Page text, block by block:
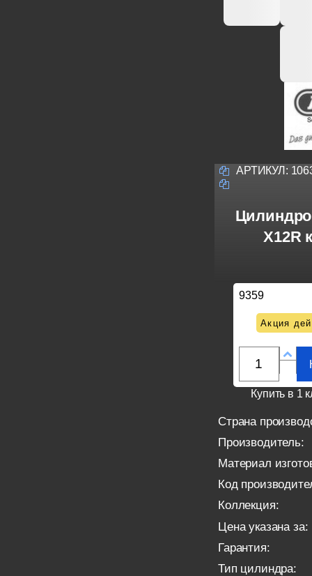
АРТИКУЛ:
X12R
9359
Акция
Купить в 1
Страна
Производитель:
Материал
Код
Коллекция:
Цена указана за:
Гарантия:
Тип цилиндра: